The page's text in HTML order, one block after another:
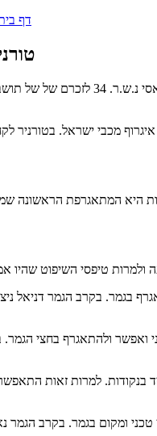
דף
טורניר
בסופ"ש האחרון בתאריכים 31.5-2.6.2012 מושב עזריה
יש לציין שרות היא
בקרב הגמר דניאל ניצח
ובכך העניק לאנטון ניצחון טכני
הפסיד בנקודות. למרות זאות
לנאשאת ניצחון טכני ומקום